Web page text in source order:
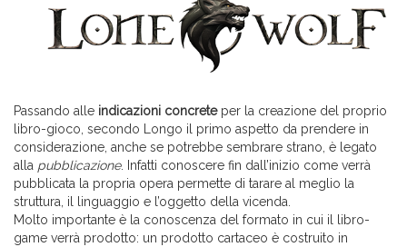
Passando alle indicazioni concreteper la creazione del proprio
libro-gioco, secondo Longo il primo aspetto da prendere in
considerazione, anche se potrebbe sembrare strano, è legato
alla pubblicazione. Infatti conoscere fin dall’inizio come verrà
pubblicata la propria opera permette di tarare al meglio la
struttura, il linguaggio e l’oggetto della vicenda.
Molto importante è la conoscenza del formato in cui il libro-
game verrà prodotto: un prodotto cartaceo è costruito in